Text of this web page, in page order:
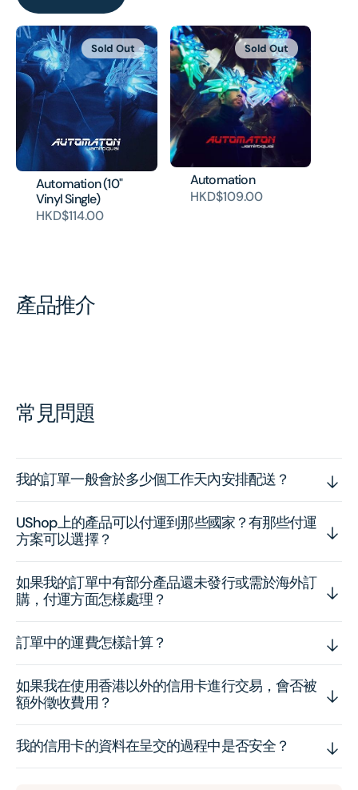
Automation (10"
Vinyl Single)
HKD$114.00
Sold Out
Automation
HKD$109.00
Sold Out
產品推介
常見問題
我的訂單一般會於多少個工作天內安排配送？
UShop上的產品可以付運到那些國家？有那些付運
方案可以選擇？
如果我的訂單中有部分產品還未發行或需於海外訂
購，付運方面怎樣處理？
訂單中的運費怎樣計算？
如果我在使用香港以外的信用卡進行交易，會否被
額外徵收費用？
我的信用卡的資料在呈交的過程中是否安全？